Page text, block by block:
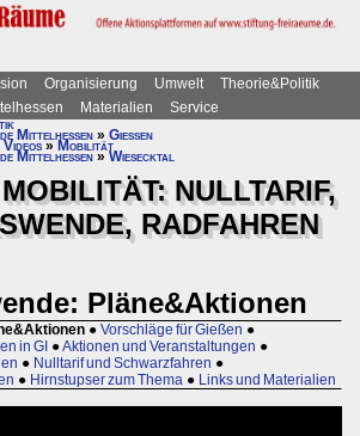
Organisierung Umwelt
Theorie&Politik
Materialien
Service
Mittelhessen » Gießen
Videos » Mobilität
Mittelhessen » Wiesecktal
NULLTARIF,
RADFAHREN
Pläne&Aktionen
● Vorschläge für Gießen ●
in GI ●Aktionen und Veranstaltungen ●
● Nulltarif und Schwarzfahren ●
● Hirnstupser zum Thema ● Links und Materialien